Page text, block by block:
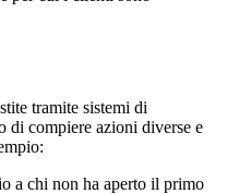
tramite sistemi di
di compiere azioni diverse e
a chi non ha aperto il primo